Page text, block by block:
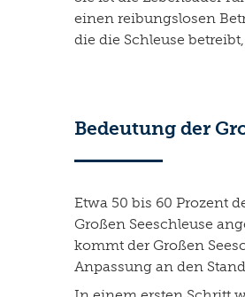
einen reibungslosen
die die Schleuse
Bedeutung der
Etwa 50 bis 60 Prozent
Großen Seeschleuse
kommt der Großen
Anpassung an den